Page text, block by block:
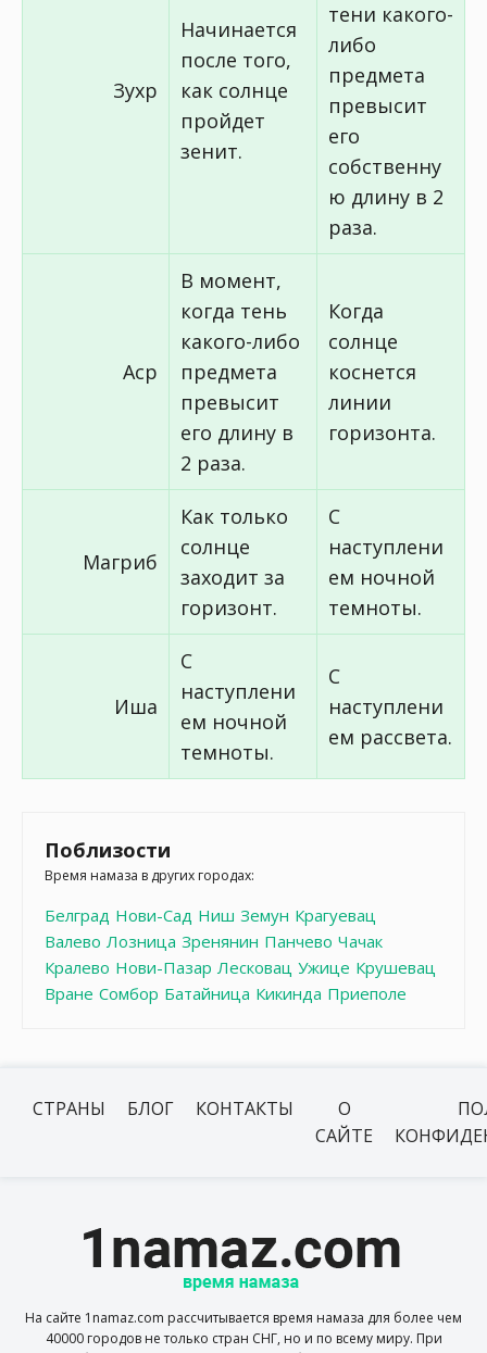
Зухр
Начинается
после того,
как солнце
пройдет
зенит.
тени какого-
либо
предмета
превысит
его
собственну
ю длину в 2
раза.
Аср
В момент,
когда тень
какого-либо
предмета
превысит
его длину в
2 раза.
Когда
солнце
коснется
линии
горизонта.
Магриб
Как только
солнце
заходит за
горизонт.
С
наступлени
ем ночной
темноты.
Иша
С
наступлени
ем ночной
темноты.
С
наступлени
ем рассвета.
Поблизости
Время намаза в других городах:
Белград Нови-Сад Ниш Земун Крагуевац
Валево Лозница Зренянин Панчево Чачак
Кралево Нови-Пазар Лесковац Ужице Крушевац
Вране Сомбор Батайница Кикинда Приеполе
СТРАНЫ БЛОГ КОНТАКТЫ
О
САЙТЕ
На сайте 1namaz.com рассчитывается время намаза для более чем
40000 городов не только стран СНГ, но и по всему миру. При